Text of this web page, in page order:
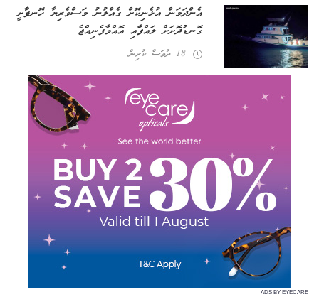
އެންދަމަން އުޅެނިކޮށް ގެއްލުނު މަސްވެރިޔާ ހޮނޑާފުށީ
ގޮނޑުދޮށަށް ލައްގާފައި އޮއްވާ ފެނިއްޖެ
18 ދުވަސް ކުރިން
ADS BY EYECARE